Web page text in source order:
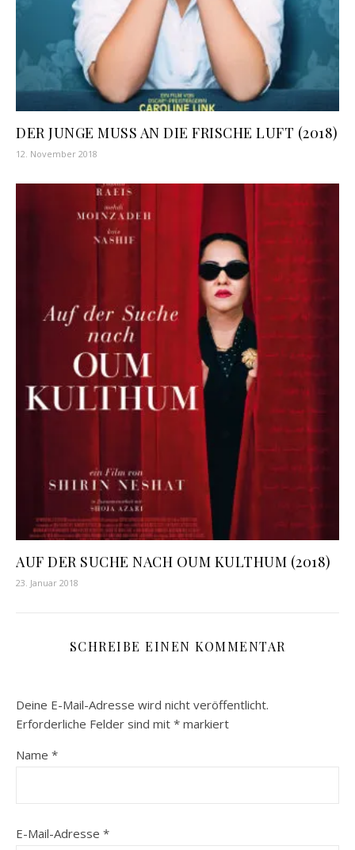
DER JUNGE MUSS AN DIE FRISCHE LUFT (2018)
12. November 2018
AUF DER SUCHE NACH OUM KULTHUM (2018)
23. Januar 2018
SCHREIBE EINEN KOMMENTAR
Deine E-Mail-Adresse wird nicht veröffentlicht.
Erforderliche Felder sind mit * markiert
Name *
E-Mail-Adresse *